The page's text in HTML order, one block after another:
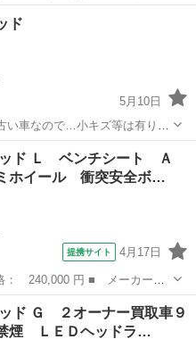
ド ■ グレード名： ターボ
ホイール ■ 排気量： 660cc
ド
5月10日
い車なので…小キズ等は有りま
ます。 ナビ付いてます。 エン
ッド エンジン
ッド Ｌ ベンチシート Ａ
ホイール 衝突安全ボ…
提携サイト 4月17日
ド ■ グレード名： Ｌ ベ
ル 衝突安全ボディ エアコ
ド Ｇ ２オーナー買取車９
煙 ＬＥＤヘッドラ…